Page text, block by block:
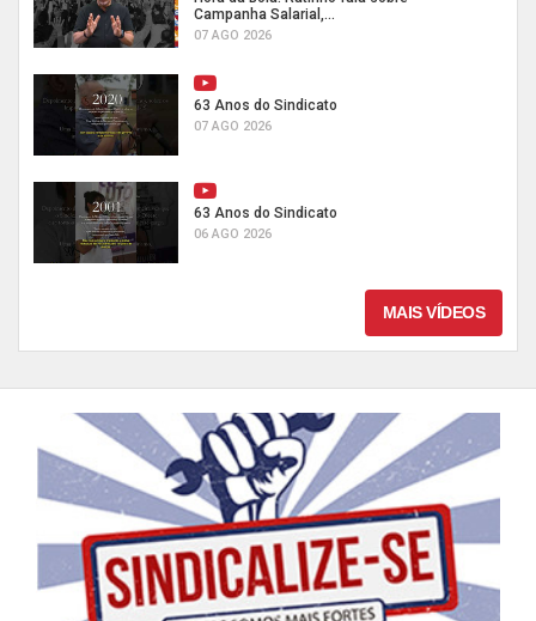
Campanha Salarial,...
07 AGO 2026
63 Anos do Sindicato
07 AGO 2026
63 Anos do Sindicato
06 AGO 2026
MAIS VÍDEOS